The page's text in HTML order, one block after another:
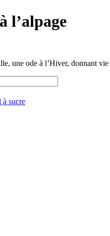
l’alpage
une ode à l’Hiver, donnant
à sucre